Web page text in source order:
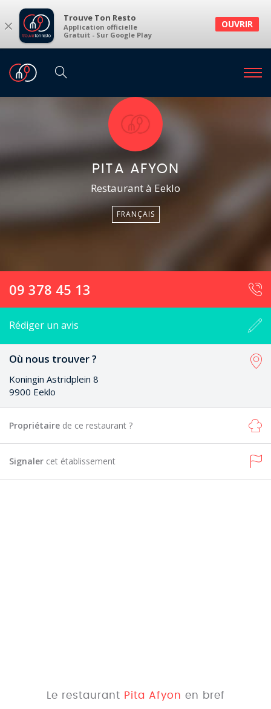
× Trouve Ton Resto
Application officielle
Gratuit - Sur Google Play
OUVRIR
PITA AFYON
Restaurant à Eeklo
FRANÇAIS
09 378 45 13
Rédiger un avis
Où nous trouver ?
Koningin Astridplein 8
9900 Eeklo
Propriétaire de ce restaurant ?
Signaler cet établissement
Le restaurant Pita Afyon en bref